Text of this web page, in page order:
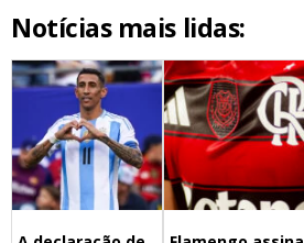
Notícias mais lidas: